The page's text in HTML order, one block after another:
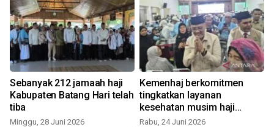
Sebanyak 212 jamaah haji
Kabupaten Batang Hari telah
tiba
Minggu, 28 Juni 2026
Kemenhaj berkomitmen
tingkatkan layanan
kesehatan musim haji
mendatang
Rabu, 24 Juni 2026